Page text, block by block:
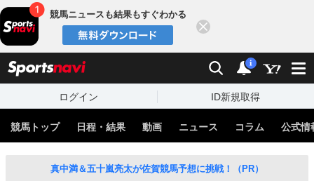
競馬ニュースも結果もすぐわかる
検索 通知
i
ログイン ID新規取得
競馬トップ 日程・結果 動画 ニュース コラム 公式情
真中満＆五十嵐亮太が佐賀競馬予想に挑戦！（PR）